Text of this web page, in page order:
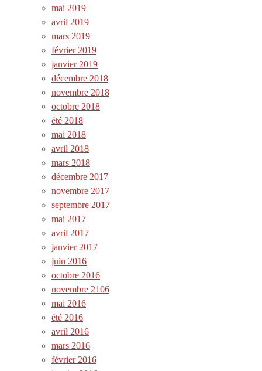
mai 2019
avril 2019
mars 2019
février 2019
janvier 2019
décembre 2018
novembre 2018
octobre 2018
été 2018
mai 2018
avril 2018
mars 2018
décembre 2017
novembre 2017
septembre 2017
mai 2017
avril 2017
janvier 2017
juin 2016
octobre 2016
novembre 2106
mai 2016
été 2016
avril 2016
mars 2016
février 2016